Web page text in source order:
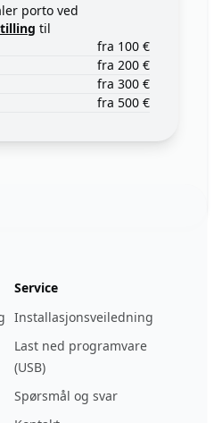
porto ved
til
fra 100 €
fra 200 €
fra 300 €
fra 500 €
Service
Installasjonsveiledning
Last ned programvare
(USB)
Spørsmål og svar